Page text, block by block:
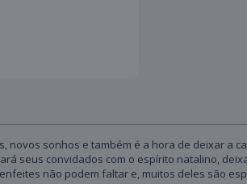
novos sonhos e também é a hora de deixar a
seus convidados com o espírito natalino,
não podem faltar e, muitos deles são